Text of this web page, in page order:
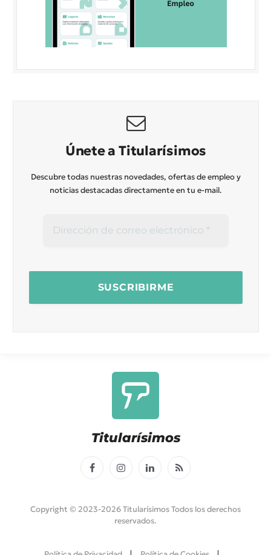
Únete a Titularísimos
Descubre todas nuestras novedades, ofertas de empleo y
noticias destacadas directamente en tu e-mail.
Titularísimos
FacebookInstagramLinkedInRSS
Copyright © 2023-2026 Titularísimos Todos los derechos
reservados.